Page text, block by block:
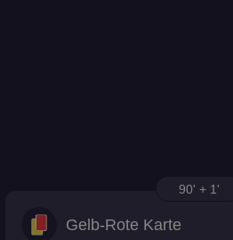
90' + 1'
Gelb-Rote Karte